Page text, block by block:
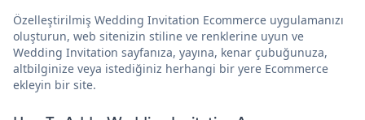
Özelleştirilmiş Wedding Invitation Ecommerce uygulamanızı
oluşturun, web sitenizin stiline ve renklerine uyun ve
Wedding Invitation sayfanıza, yayına, kenar çubuğunuza,
altbilginize veya istediğiniz herhangi bir yere Ecommerce
ekleyin bir site.